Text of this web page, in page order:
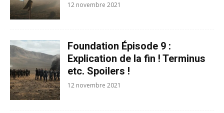
12 novembre 2021
Foundation Épisode 9 :
Explication de la fin ! Terminus
etc. Spoilers !
12 novembre 2021